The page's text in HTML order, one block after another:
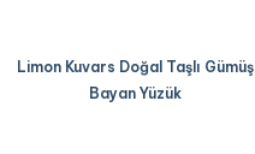
Limon Kuvars Doğal Taşlı Gümüş
Bayan Yüzük